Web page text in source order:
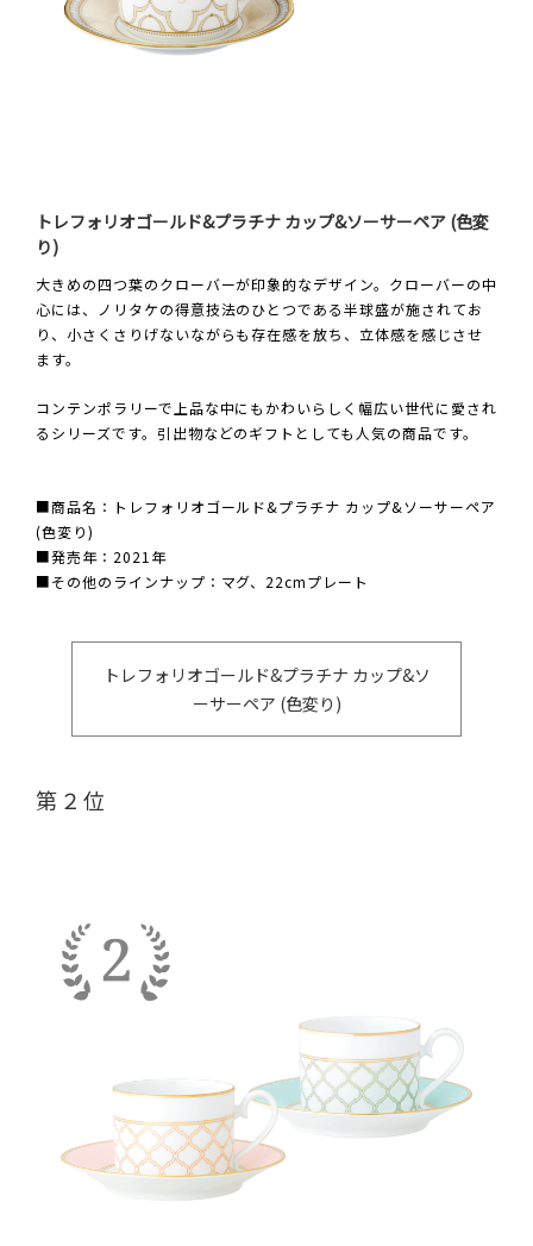
トレフォリオゴールド&プラチナ カップ&ソーサーペア (色変
り)
大きめの四つ葉のクローバーが印象的なデザイン。クローバーの中
心には、ノリタケの得意技法のひとつである半球盛が施されてお
り、小さくさりげないながらも存在感を放ち、立体感を感じさせ
ます。
コンテンポラリーで上品な中にもかわいらしく幅広い世代に愛され
るシリーズです。引出物などのギフトとしても人気の商品です。
■商品名：トレフォリオゴールド&プラチナ カップ&ソーサーペア
(色変り)
■発売年：2021年
■その他のラインナップ：マグ、22cmプレート
トレフォリオゴールド&プラチナ カップ&ソ
ーサーペア (色変り)
第２位